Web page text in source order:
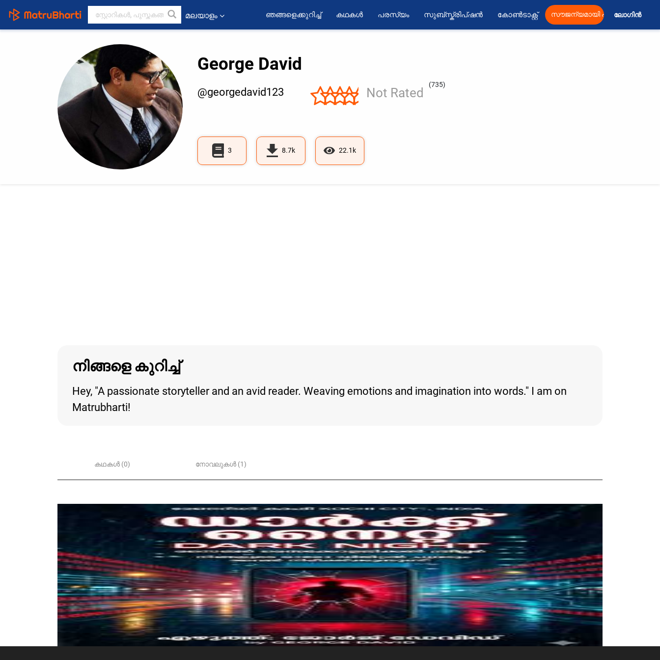
മലയാളം ഞങ്ങളെക്കുറിച്ച് കഥകൾ പരസ്യം സുബ്സ്ക്രിപ്ഷൻ കോൺടാക്റ്റ് സൗജന്യമായി ലോഗിൻ
George David
@georgedavid123 Not Rated
(735)
3 8.7k 22.1k
നിങ്ങളെ കുറിച്ച്
Hey, ​"A passionate storyteller and an avid reader. Weaving emotions and imagination into words." I am on
Matrubharti!
കഥകൾ (0) നോവലുകൾ (1)